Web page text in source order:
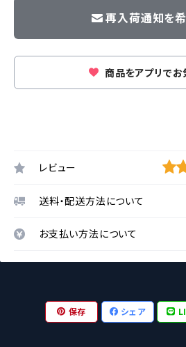
再入荷通知を
商品をアプリでお
レビュー
送料・配送方法について
お支払い方法について
保存 シェア